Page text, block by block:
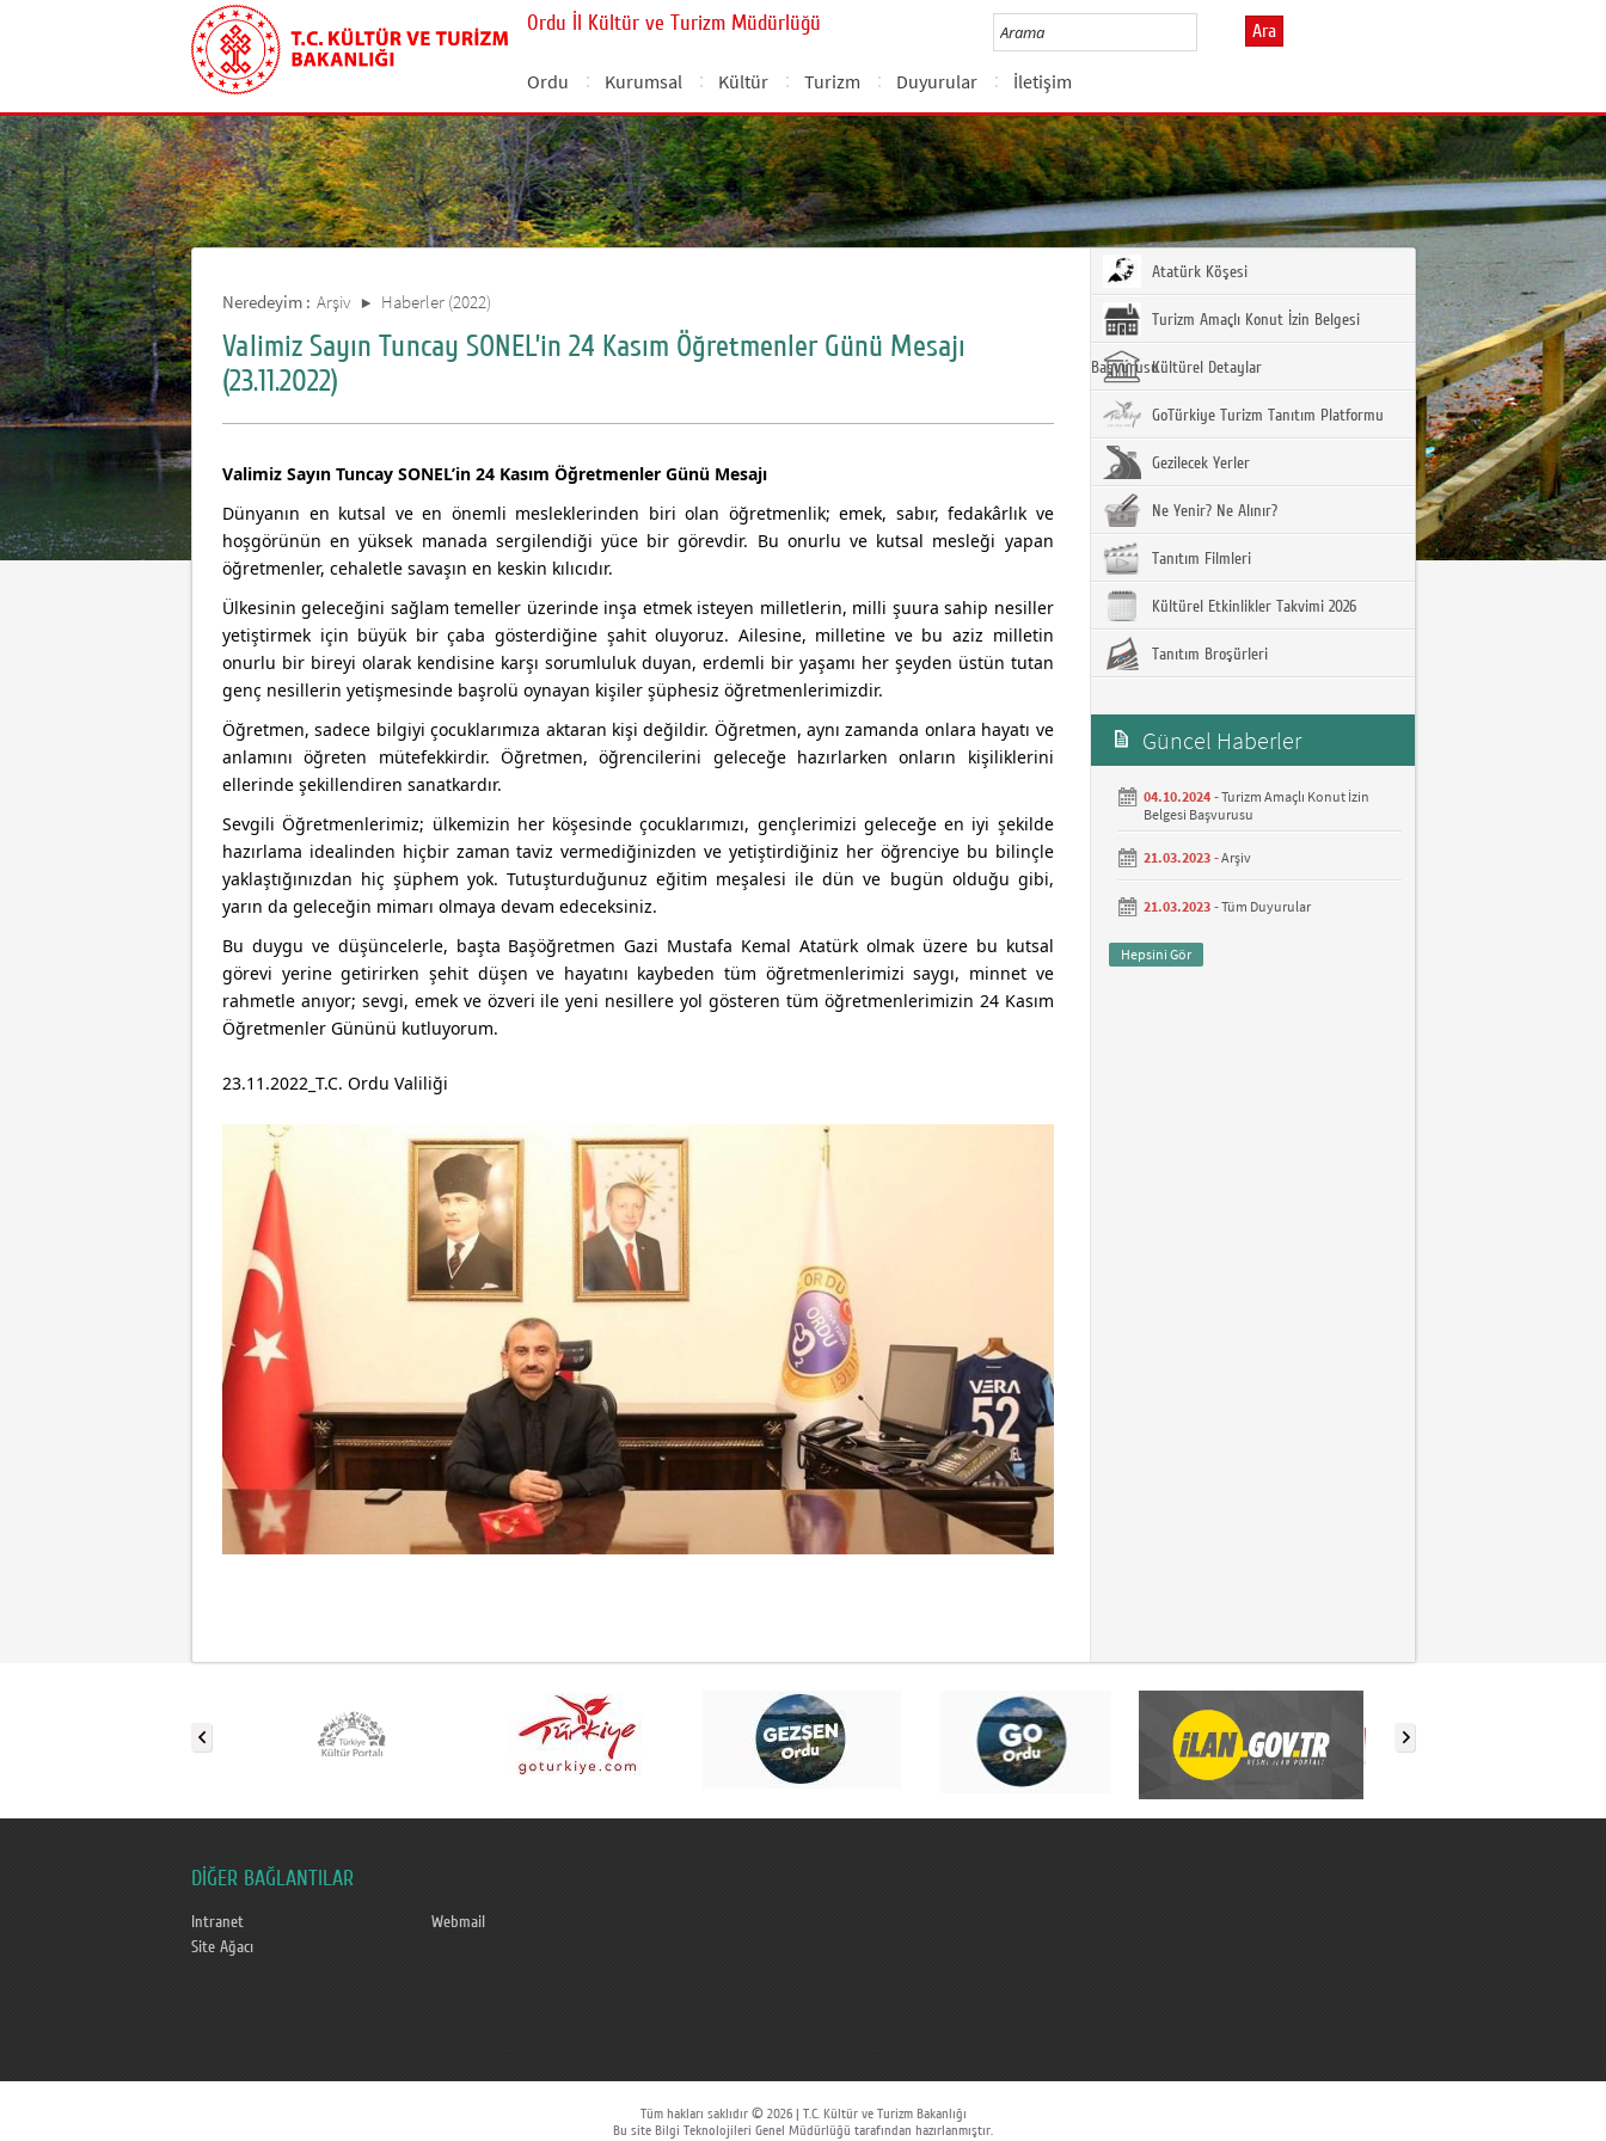
Ordu İl Kültür ve Turizm Müdürlüğü Ara
Ordu Kurumsal Kültür Turizm Duyurular İletişim
Neredeyim : Arşiv Haberler (2022)
Valimiz Sayın Tuncay SONEL’in 24 Kasım Öğretmenler Günü Mesajı
(23.11.2022)
Valimiz Sayın Tuncay SONEL’in 24 Kasım Öğretmenler Günü Mesajı
Dünyanın en kutsal ve en önemli mesleklerinden biri olan öğretmenlik; emek, sabır, fedakârlık ve
hoşgörünün en yüksek manada sergilendiği yüce bir görevdir. Bu onurlu ve kutsal mesleği yapan
öğretmenler, cehaletle savaşın en keskin kılıcıdır.
Ülkesinin geleceğini sağlam temeller üzerinde inşa etmek isteyen milletlerin, milli şuura sahip nesiller
yetiştirmek için büyük bir çaba gösterdiğine şahit oluyoruz. Ailesine, milletine ve bu aziz milletin
onurlu bir bireyi olarak kendisine karşı sorumluluk duyan, erdemli bir yaşamı her şeyden üstün tutan
genç nesillerin yetişmesinde başrolü oynayan kişiler şüphesiz öğretmenlerimizdir.
Öğretmen, sadece bilgiyi çocuklarımıza aktaran kişi değildir. Öğretmen, aynı zamanda onlara hayatı ve
anlamını öğreten mütefekkirdir. Öğretmen, öğrencilerini geleceğe hazırlarken onların kişiliklerini
ellerinde şekillendiren sanatkardır.
Sevgili Öğretmenlerimiz; ülkemizin her köşesinde çocuklarımızı, gençlerimizi geleceğe en iyi şekilde
hazırlama idealinden hiçbir zaman taviz vermediğinizden ve yetiştirdiğiniz her öğrenciye bu bilinçle
yaklaştığınızdan hiç şüphem yok. Tutuşturduğunuz eğitim meşalesi ile dün ve bugün olduğu gibi,
yarın da geleceğin mimarı olmaya devam edeceksiniz.
Bu duygu ve düşüncelerle, başta Başöğretmen Gazi Mustafa Kemal Atatürk olmak üzere bu kutsal
görevi yerine getirirken şehit düşen ve hayatını kaybeden tüm öğretmenlerimizi saygı, minnet ve
rahmetle anıyor; sevgi, emek ve özveri ile yeni nesillere yol gösteren tüm öğretmenlerimizin 24 Kasım
Öğretmenler Gününü kutluyorum.
23.11.2022_T.C. Ordu Valiliği
Atatürk Köşesi
Turizm Amaçlı Konut İzin Belgesi
BaşvurusuKültürel Detaylar
GoTürkiye Turizm Tanıtım Platformu
Gezilecek Yerler
Ne Yenir? Ne Alınır?
Tanıtım Filmleri
Kültürel Etkinlikler Takvimi 2026
Tanıtım Broşürleri
Güncel Haberler
04.10.2024 -Turizm Amaçlı Konut İzin
Belgesi Başvurusu
21.03.2023 -Arşiv
21.03.2023 -Tüm Duyurular
Hepsini Gör
DİĞER BAĞLANTILAR
Intranet
Webmail
Site Ağacı
Tüm hakları saklıdır © 2026 | T.C. Kültür ve Turizm Bakanlığı
Bu site Bilgi Teknolojileri Genel Müdürlüğü tarafından hazırlanmıştır.